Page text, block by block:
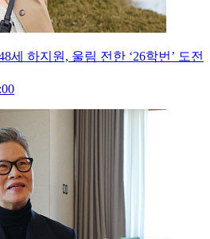
세 하지원, 울림 전한 ‘26학번’ 도전